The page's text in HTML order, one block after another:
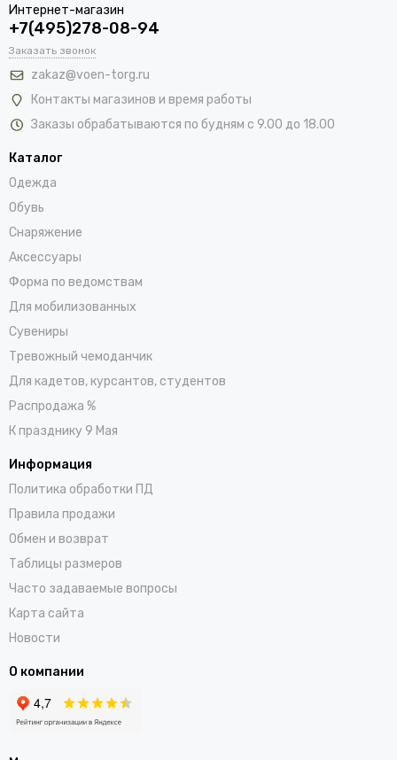
Интернет-магазин
+7(495)278-08-94
Заказать звонок
zakaz@voen-torg.ru
Контакты магазинов и время работы
Заказы обрабатываются по будням с 9.00 до 18.00
Каталог
Одежда
Обувь
Снаряжение
Аксессуары
Форма по ведомствам
Для мобилизованных
Сувениры
Тревожный чемоданчик
Для кадетов, курсантов, студентов
Распродажа %
К празднику 9 Мая
Информация
Политика обработки ПД
Правила продажи
Обмен и возврат
Таблицы размеров
Часто задаваемые вопросы
Карта сайта
Новости
О компании